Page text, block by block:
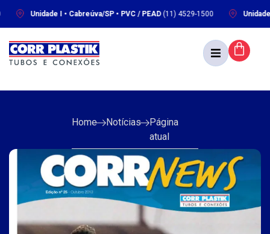
Unidade I • Cabreúva/SP • PVC / PEAD (11) 4529-1500 Unidade II •
Home Notícias
Página
atual